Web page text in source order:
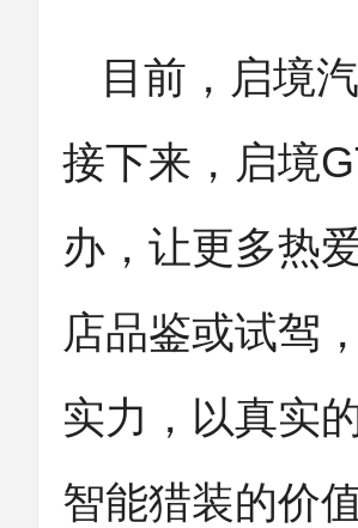
目前，启境
接下来，启境
办，让更多热
店品鉴或试驾
实力，以真实
智能猎装的价